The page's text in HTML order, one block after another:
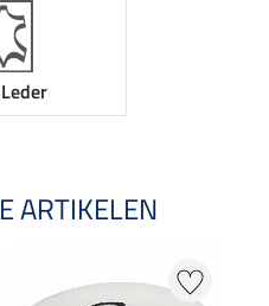
ARTIKELEN